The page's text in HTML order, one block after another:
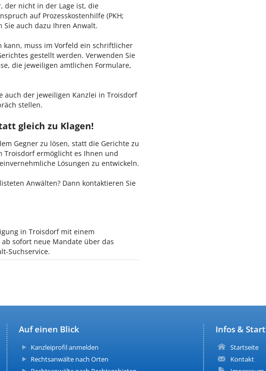
der nicht in der Lage ist, die
auf Prozesskostenhilfe (PKH;
Sie auch dazu Ihren Anwalt.
muss im Vorfeld ein schriftlicher
gestellt werden. Verwenden Sie
die jeweiligen amtlichen Formulare,
auch der jeweiligen Kanzlei in Troisdorf
stellen.
gleich zu Klagen!
Gegner zu lösen, statt die Gerichte zu
Troisdorf ermöglicht es Ihnen und
Lösungen zu entwickeln.
Anwälten? Dann kontaktieren Sie
in Troisdorf mit einem
sofort neue Mandate über das
Suchservice.
Infos & Start
Startseite
Kontakt
Auf einen Blick
Kanzleiprofil anmelden
Rechtsanwälte nach Orten